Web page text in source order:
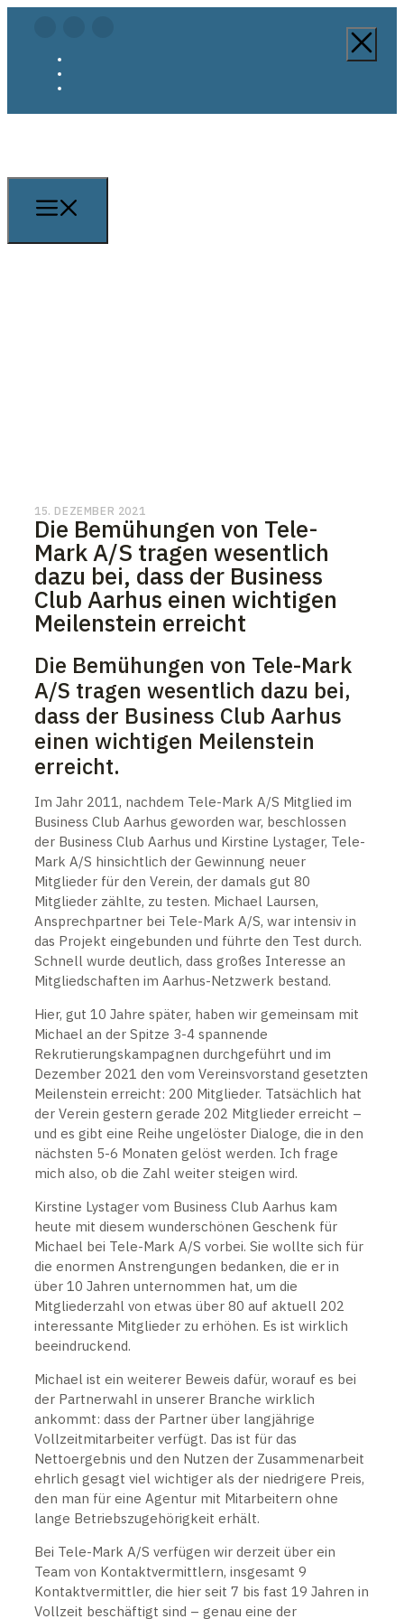
15. DEZEMBER 2021
Die Bemühungen von Tele-
Mark A/S tragen wesentlich
dazu bei, dass der Business
Club Aarhus einen wichtigen
Meilenstein erreicht
Die Bemühungen von Tele-Mark
A/S tragen wesentlich dazu bei,
dass der Business Club Aarhus
einen wichtigen Meilenstein
erreicht.
Im Jahr 2011, nachdem Tele-Mark A/S Mitglied im
Business Club Aarhus geworden war, beschlossen
der Business Club Aarhus und Kirstine Lystager, Tele-
Mark A/S hinsichtlich der Gewinnung neuer
Mitglieder für den Verein, der damals gut 80
Mitglieder zählte, zu testen. Michael Laursen,
Ansprechpartner bei Tele-Mark A/S, war intensiv in
das Projekt eingebunden und führte den Test durch.
Schnell wurde deutlich, dass großes Interesse an
Mitgliedschaften im Aarhus-Netzwerk bestand.
Hier, gut 10 Jahre später, haben wir gemeinsam mit
Michael an der Spitze 3-4 spannende
Rekrutierungskampagnen durchgeführt und im
Dezember 2021 den vom Vereinsvorstand gesetzten
Meilenstein erreicht: 200 Mitglieder. Tatsächlich hat
der Verein gestern gerade 202 Mitglieder erreicht –
und es gibt eine Reihe ungelöster Dialoge, die in den
nächsten 5-6 Monaten gelöst werden. Ich frage
mich also, ob die Zahl weiter steigen wird.
Kirstine Lystager vom Business Club Aarhus kam
heute mit diesem wunderschönen Geschenk für
Michael bei Tele-Mark A/S vorbei. Sie wollte sich für
die enormen Anstrengungen bedanken, die er in
über 10 Jahren unternommen hat, um die
Mitgliederzahl von etwas über 80 auf aktuell 202
interessante Mitglieder zu erhöhen. Es ist wirklich
beeindruckend.
Michael ist ein weiterer Beweis dafür, worauf es bei
der Partnerwahl in unserer Branche wirklich
ankommt: dass der Partner über langjährige
Vollzeitmitarbeiter verfügt. Das ist für das
Nettoergebnis und den Nutzen der Zusammenarbeit
ehrlich gesagt viel wichtiger als der niedrigere Preis,
den man für eine Agentur mit Mitarbeitern ohne
lange Betriebszugehörigkeit erhält.
Bei Tele-Mark A/S verfügen wir derzeit über ein
Team von Kontaktvermittlern, insgesamt 9
Kontaktvermittler, die hier seit 7 bis fast 19 Jahren in
Vollzeit beschäftigt sind – genau eine der